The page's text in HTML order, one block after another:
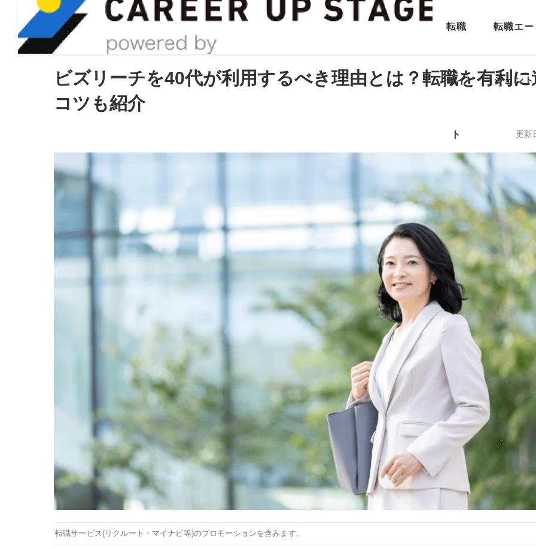
転職
サイ
ト
転職エー
ジェント
ビズリーチを40代が利用するべき理由とは？転職を有利
コツも紹介
更新
転職サービス(リクルート・マイナビ等)のプロモーションを含みます。